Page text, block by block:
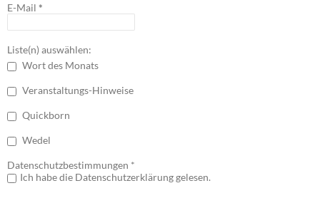
E-Mail *
Liste(n) auswählen:
Wort des Monats
Veranstaltungs-Hinweise
Quickborn
Wedel
Datenschutzbestimmungen *
Ich habe die Datenschutzerklärung gelesen.